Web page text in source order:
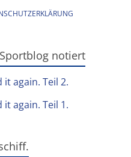
notiert
again. Teil 2.
again. Teil 1.